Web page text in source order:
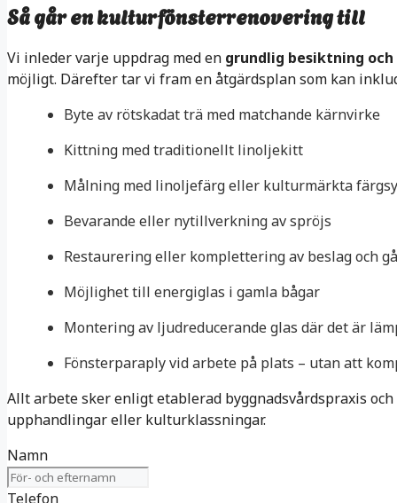
Så går en kulturfönsterrenovering till
Vi inleder varje uppdrag med en grundlig besiktning
möjligt. Därefter tar vi fram en åtgärdsplan som kan
Byte av rötskadat trä med matchande kärnvirke
Kittning med traditionellt linoljekitt
Målning med linoljefärg eller kulturmärkta
Bevarande eller nytillverkning av spröjs
Restaurering eller komplettering av beslag och
Möjlighet till energiglas i gamla bågar
Montering av ljudreducerande glas där det är
Fönsterparaply vid arbete på plats – utan att
Allt arbete sker enligt etablerad byggnadsvårdspraxis
upphandlingar eller kulturklassningar.
Namn
Telefon